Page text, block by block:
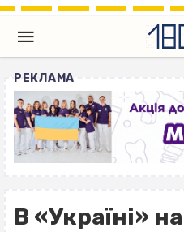
РЕКЛАМА
В «Україні»